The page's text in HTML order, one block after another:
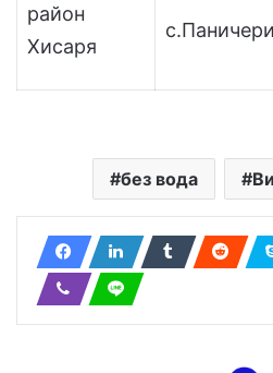
район
Хисаря
с.Паничери
без вода